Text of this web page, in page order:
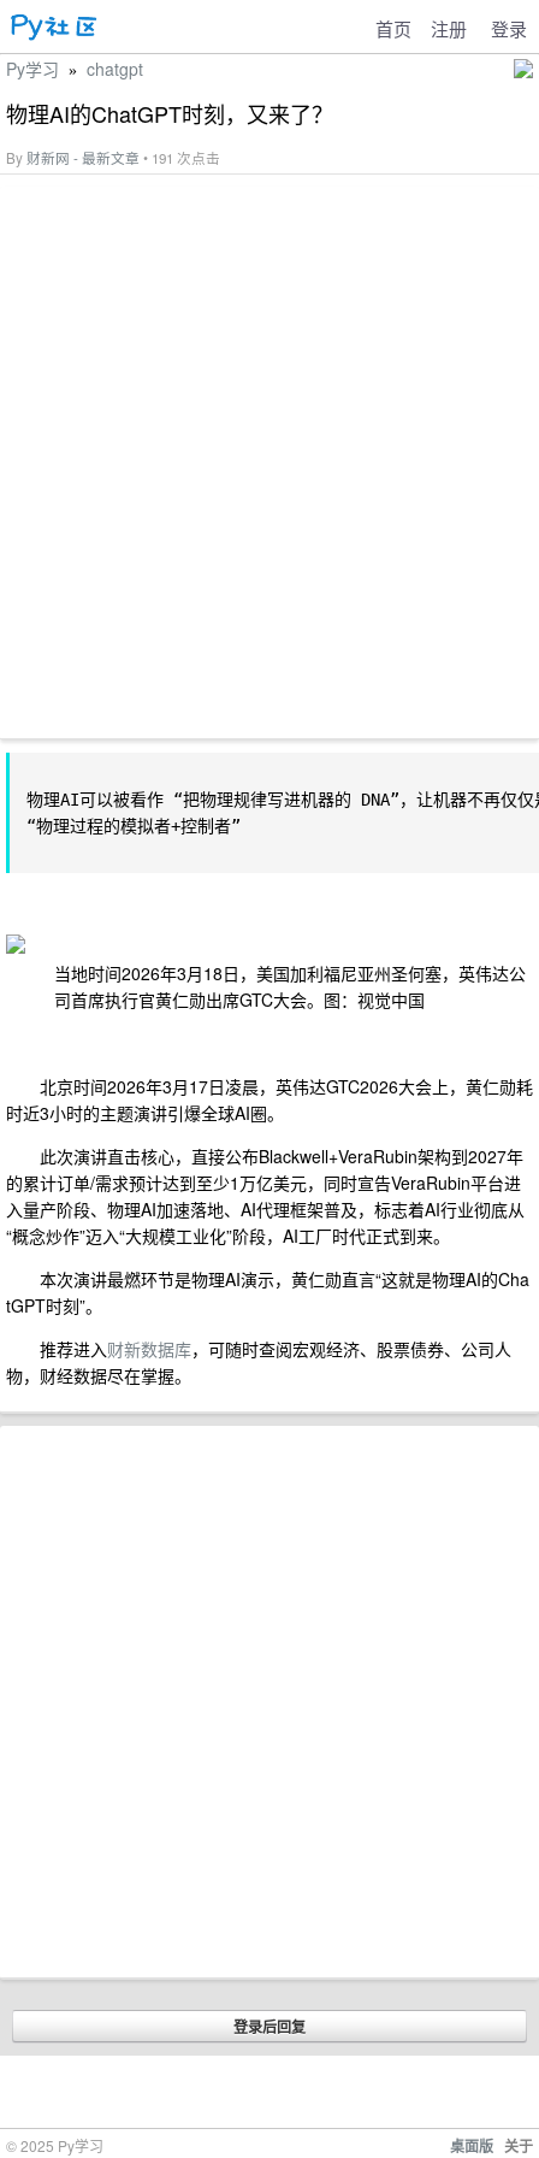
首页 注册 登录
Py学习 » chatgpt
物理AI的ChatGPT时刻，又来了？
By 财新网 - 最新文章 • 191 次点击
物理AI可以被看作 “把物理规律写进机器的 DNA”，让机器不再仅
“物理过程的模拟者+控制者”
当地时间2026年3月18日，美国加利福尼亚州圣何塞，英伟达公
司首席执行官黄仁勋出席GTC大会。图：视觉中国
北京时间2026年3月17日凌晨，英伟达GTC2026大会上，黄仁勋耗
时近3小时的主题演讲引爆全球AI圈。
此次演讲直击核心，直接公布Blackwell+VeraRubin架构到2027年
的累计订单/需求预计达到至少1万亿美元，同时宣告VeraRubin平台进
入量产阶段、物理AI加速落地、AI代理框架普及，标志着AI行业彻底从
“概念炒作”迈入“大规模工业化”阶段，AI工厂时代正式到来。
本次演讲最燃环节是物理AI演示，黄仁勋直言“这就是物理AI的Cha
tGPT时刻”。
推荐进入财新数据库，可随时查阅宏观经济、股票债券、公司人
物，财经数据尽在掌握。
桌面版 关于
© 2025 Py学习